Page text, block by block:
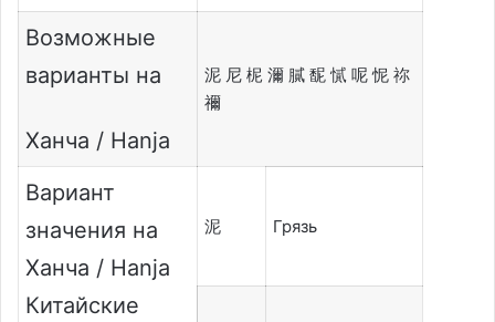
Возможные
варианты на
Ханча / Hanja
泥 尼 柅 濔 膩 馜 㦐 呢 怩 祢
禰
Вариант
значения на
Ханча / Hanja
Китайские
泥 Грязь